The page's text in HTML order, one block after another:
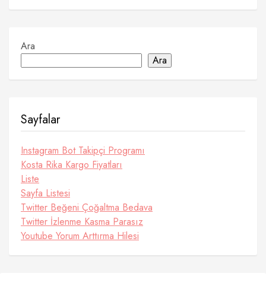
Ara
Ara
Sayfalar
Instagram Bot Takipçi Programı
Kosta Rika Kargo Fiyatları
Liste
Sayfa Listesi
Twitter Beğeni Çoğaltma Bedava
Twitter İzlenme Kasma Parasız
Youtube Yorum Arttırma Hilesi